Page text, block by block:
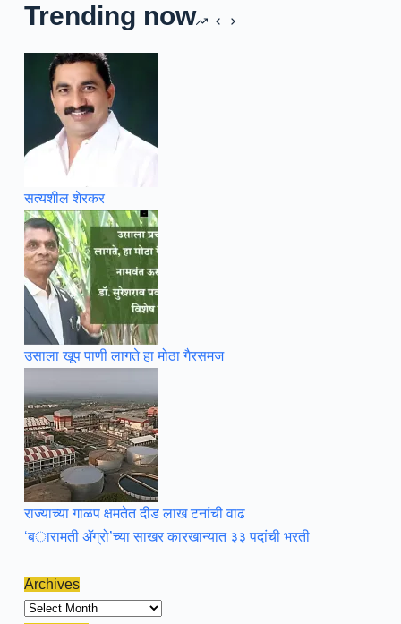
Trending now
सत्यशील शेरकर
उसाला खूप पाणी लागते हा मोठा गैरसमज
राज्याच्या गाळप क्षमतेत दीड लाख टनांची वाढ
‘बारामती ॲग्रो’च्या साखर कारखान्यात ३३ पदांची भरती
Archives
Archives